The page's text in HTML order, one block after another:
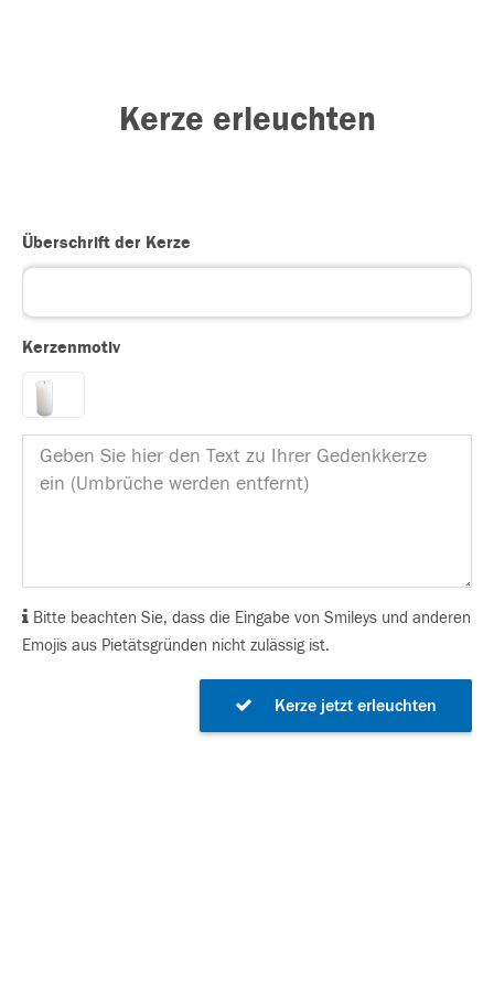
Kerze erleuchten
Überschrift der Kerze
Kerzenmotiv
Bitte beachten Sie, dass die Eingabe von Smileys und anderen
Emojis aus Pietätsgründen nicht zulässig ist.
Kerze jetzt erleuchten